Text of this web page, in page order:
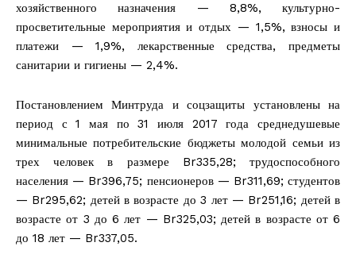
хозяйственного назначения — 8,8%, культурно-
просветительные мероприятия и отдых — 1,5%, взносы и
платежи — 1,9%, лекарственные средства, предметы
санитарии и гигиены — 2,4%.
Постановлением Минтруда и соцзащиты установлены на
период с 1 мая по 31 июля 2017 года среднедушевые
минимальные потребительские бюджеты молодой семьи из
трех человек в размере Br335,28; трудоспособного
населения — Br396,75; пенсионеров — Br311,69; студентов
— Br295,62; детей в возрасте до 3 лет — Br251,16; детей в
возрасте от 3 до 6 лет — Br325,03; детей в возрасте от 6
до 18 лет — Br337,05.